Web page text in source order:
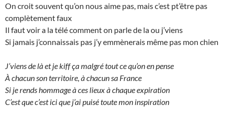
On croit souvent qu’on nous aime pas, mais c’est pt’être pas
complètement faux
Il faut voir a la télé comment on parle de la ou j’viens
Si jamais j’connaissais pas j’y emmènerais même pas mon chien
J’viens de là et je kiff ça malgré tout ce qu’on en pense
À chacun son territoire, à chacun sa France
Si je rends hommage à ces lieux à chaque expiration
C’est que c’est ici que j’ai puisé toute mon inspiration